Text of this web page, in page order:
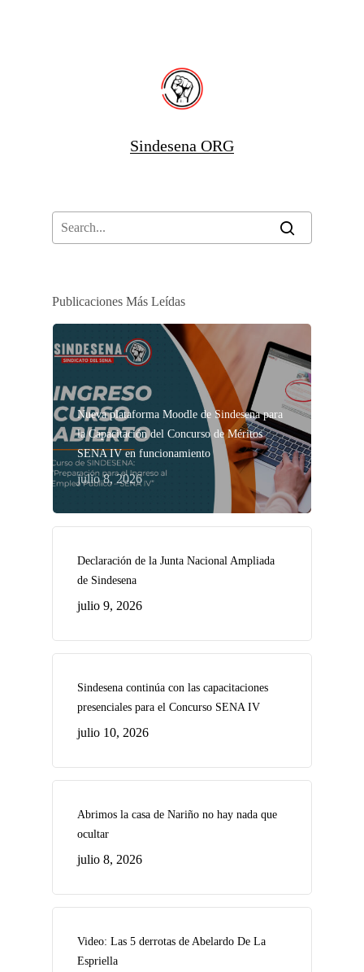
Sindesena ORG
Publicaciones Más Leídas
Nueva plataforma Moodle de Sindesena para
la Capacitación del Concurso de Méritos
SENA IV en funcionamiento
julio 8, 2026
Declaración de la Junta Nacional Ampliada
de Sindesena
julio 9, 2026
Sindesena continúa con las capacitaciones
presenciales para el Concurso SENA IV
julio 10, 2026
Abrimos la casa de Nariño no hay nada que
ocultar
julio 8, 2026
Video: Las 5 derrotas de Abelardo De La
Espriella